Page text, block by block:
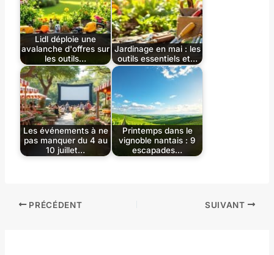
Lidl déploie une
avalanche d'offres sur
les outils…
Jardinage en mai : les
outils essentiels et…
Les événements à ne
pas manquer du 4 au
10 juillet…
Printemps dans le
vignoble nantais : 9
escapades…
PRÉCÉDENT SUIVANT